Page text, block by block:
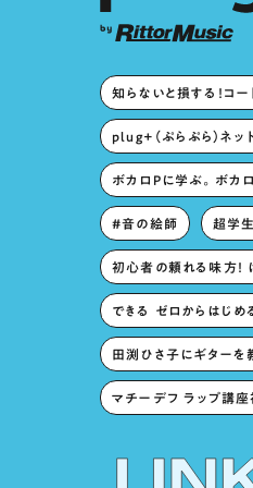
知らないと損する！
plug+（ぷらぷら）ネッ
ボカロPに学ぶ。ボカ
#音の絵師 超学生
初心者の頼れる味方！
できる ゼロからはじ
田渕ひさ子にギターを
マチーデフ ラップ講座